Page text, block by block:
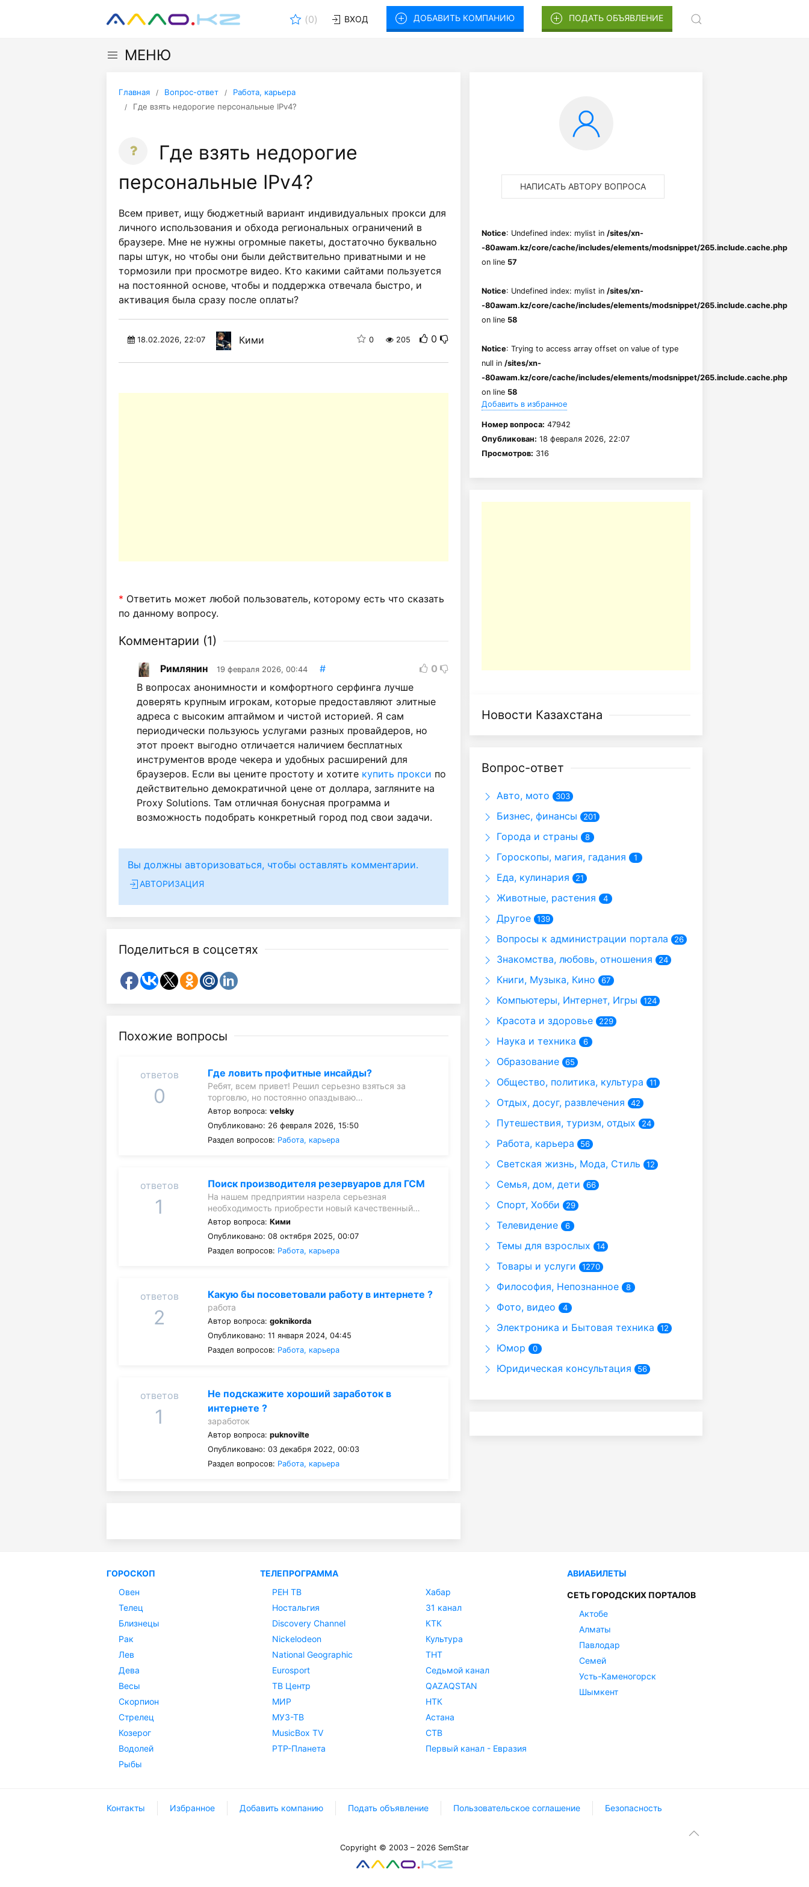
(0) ВХОД ДОБАВИТЬ КОМПАНИЮ ПОДАТЬ ОБЪЯВЛЕНИЕ
МЕНЮ
Главная Вопрос-ответ
Работа, карьера
Где взять недорогие персональные IPv4?
Где взять недорогие
персональные IPv4?
Всем привет, ищу бюджетный вариант индивидуальных прокси для
личного использования и обхода региональных ограничений в
браузере. Мне не нужны огромные пакеты, достаточно буквально
пары штук, но чтобы они были действительно приватными и не
тормозили при просмотре видео. Кто какими сайтами пользуется
на постоянной основе, чтобы и поддержка отвечала быстро, и
активация была сразу после оплаты?
18.02.2026, 22:07 Кими 0 205 0
* Ответить может любой пользователь, которому есть что сказать
по данному вопросу.
Комментарии (1)
Римлянин 19 февраля 2026, 00:44 #
0
В вопросах анонимности и комфортного серфинга лучше
доверять крупным игрокам, которые предоставляют элитные
адреса с высоким аптаймом и чистой историей. Я сам
периодически пользуюсь услугами разных провайдеров, но
этот проект выгодно отличается наличием бесплатных
инструментов вроде чекера и удобных расширений для
браузеров. Если вы цените простоту и хотите купить прокси по
действительно демократичной цене от доллара, загляните на
Proxy Solutions. Там отличная бонусная программа и
возможность подобрать конкретный город под свои задачи.
Вы должны авторизоваться, чтобы оставлять комментарии.
АВТОРИЗАЦИЯ
Поделиться в соцсетях
Похожие вопросы
ответов
0
Где ловить профитные инсайды?
Ребят, всем привет! Решил серьезно взяться за
торговлю, но постоянно опаздываю…
Автор вопроса:velsky
Опубликовано: 26 февраля 2026, 15:50
Раздел вопросов: Работа, карьера
ответов
1
Поиск производителя резервуаров для ГСМ
На нашем предприятии назрела серьезная
необходимость приобрести новый качественный…
Автор вопроса:Кими
Опубликовано: 08 октября 2025, 00:07
Раздел вопросов: Работа, карьера
ответов
2
Какую бы посоветовали работу в интернете ?
работа
Автор вопроса:goknikorda
Опубликовано: 11 января 2024, 04:45
Раздел вопросов: Работа, карьера
ответов
1
Не подскажите хороший заработок в
интернете ?
заработок
Автор вопроса:puknovilte
Опубликовано: 03 декабря 2022, 00:03
Раздел вопросов: Работа, карьера
НАПИСАТЬ АВТОРУ ВОПРОСА
Notice: Undefined index: mylist in /sites/xn-
-80awam.kz/core/cache/includes/elements/modsnippet/265.include.cache.php
on line 57
Notice: Undefined index: mylist in /sites/xn-
-80awam.kz/core/cache/includes/elements/modsnippet/265.include.cache.php
on line 58
Notice: Trying to access array offset on value of type
null in /sites/xn-
-80awam.kz/core/cache/includes/elements/modsnippet/265.include.cache.php
on line 58
Добавить в избранное
Номер вопроса: 47942
Опубликован: 18 февраля 2026, 22:07
Просмотров: 316
Новости Казахстана
Вопрос-ответ
Авто, мото 303
Бизнес, финансы 201
Города и страны 8
Гороскопы, магия, гадания 1
Еда, кулинария 21
Животные, растения 4
Другое 139
Вопросы к администрации портала 26
Знакомства, любовь, отношения 24
Книги, Музыка, Кино 67
Компьютеры, Интернет, Игры 124
Красота и здоровье 229
Наука и техника 6
Образование 65
Общество, политика, культура 11
Отдых, досуг, развлечения 42
Путешествия, туризм, отдых 24
Работа, карьера 56
Светская жизнь, Мода, Стиль 12
Семья, дом, дети 66
Спорт, Хобби 29
Телевидение 6
Темы для взрослых 14
Товары и услуги 1270
Философия, Непознанное 8
Фото, видео 4
Электроника и Бытовая техника 12
Юмор 0
Юридическая консультация 56
ГОРОСКОП
Овен
Телец
Близнецы
Рак
Лев
Дева
Весы
Скорпион
Стрелец
Козерог
Водолей
Рыбы
ТЕЛЕПРОГРАММА
РЕН ТВ
Ностальгия
Discovery Channel
Nickelodeon
National Geographic
Eurosport
ТВ Центр
МИР
МУЗ-ТВ
MusicBox TV
РТР-Планета
Хабар
31 канал
КТК
Культура
ТНТ
Седьмой канал
QAZAQSTAN
НТК
Астана
СТВ
Первый канал - Евразия
АВИАБИЛЕТЫ
СЕТЬ ГОРОДСКИХ ПОРТАЛОВ
Актобе
Алматы
Павлодар
Семей
Усть-Каменогорск
Шымкент
Контакты Избранное Добавить компанию Подать объявление Пользовательское соглашение Безопасность
Copyright © 2003 – 2026 SemStar